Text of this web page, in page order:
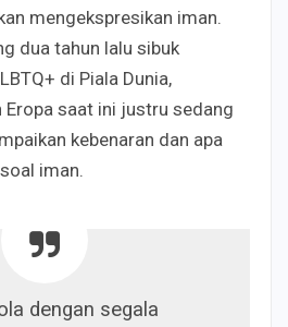
mengekspresikan iman.
dua tahun lalu sibuk
di Piala Dunia,
saat ini justru sedang
kebenaran dan apa
iman.
dengan segala